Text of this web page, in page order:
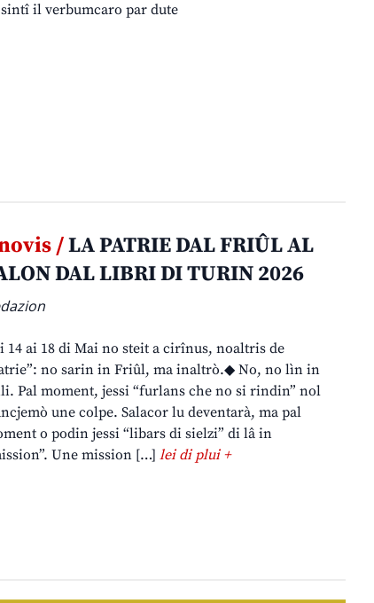
il verbumcaro par dute
/LA PATRIE DAL FRIÛL AL
DAL LIBRI DI TURIN 2026
14 ai 18 di Mai no steit a cirînus, noaltris de
no sarin in Friûl, ma inaltrò.◆ No, no lìn in
Pal moment, jessi “furlans che no si rindin” nol
une colpe. Salacor lu deventarà, ma pal
o podin jessi “libars di sielzi” di lâ in
Une mission […]lei di plui +